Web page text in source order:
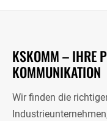
KSKOMM – IHRE
KOMMUNIKATION
Wir finden die